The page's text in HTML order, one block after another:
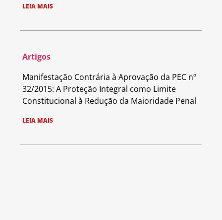
LEIA MAIS
Artigos
Manifestação Contrária à Aprovação da PEC nº
32/2015: A Proteção Integral como Limite
Constitucional à Redução da Maioridade Penal
LEIA MAIS